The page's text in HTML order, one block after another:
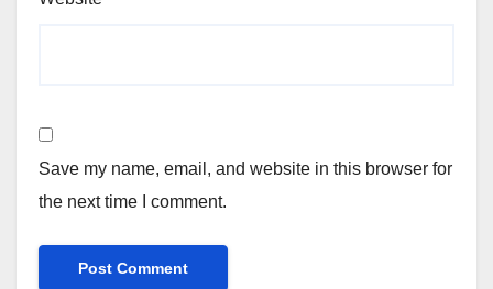
Save my name, email, and website in this browser for
the next time I comment.